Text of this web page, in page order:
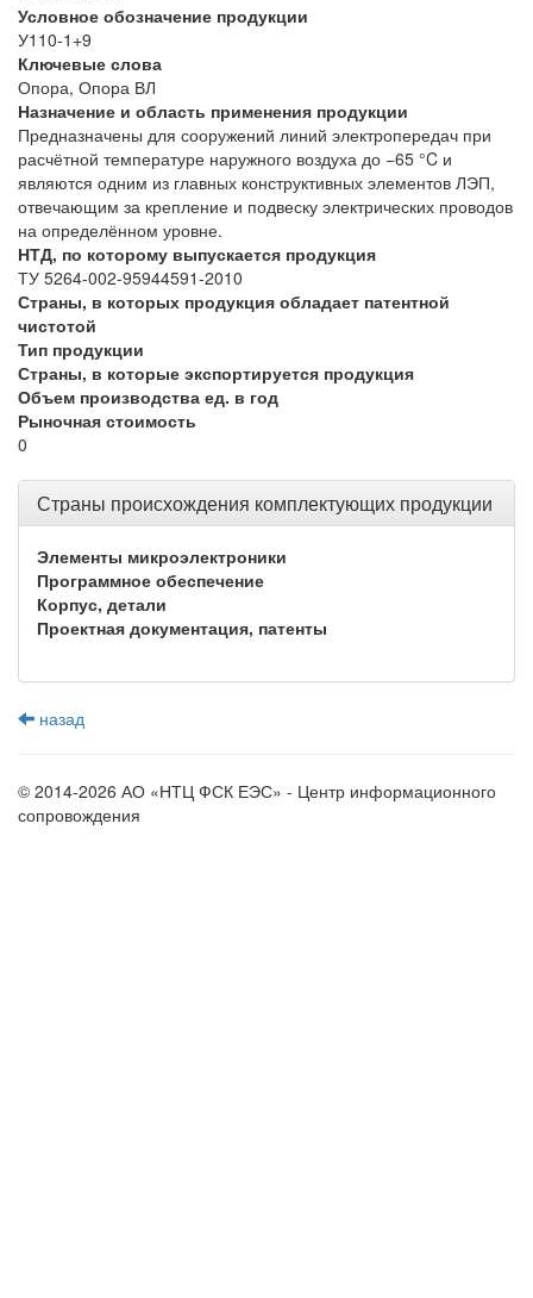
Условное обозначение продукции
У110-1+9
Ключевые слова
Опора, Опора ВЛ
Назначение и область применения продукции
Предназначены для сооружений линий электропередач при
расчётной температуре наружного воздуха до −65 °C и
являются одним из главных конструктивных элементов ЛЭП,
отвечающим за крепление и подвеску электрических проводов
на определённом уровне.
НТД, по которому выпускается продукция
ТУ 5264-002-95944591-2010
Страны, в которых продукция обладает патентной
чистотой
Тип продукции
Страны, в которые экспортируется продукция
Объем производства ед. в год
Рыночная стоимость
0
Страны происхождения комплектующих продукции
Элементы микроэлектроники
Программное обеспечение
Корпус, детали
Проектная документация, патенты
назад
© 2014-2026 АО «НТЦ ФСК ЕЭС» - Центр информационного
сопровождения